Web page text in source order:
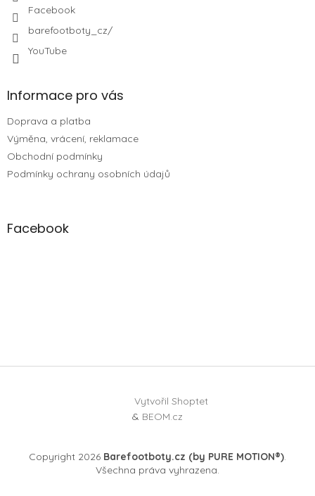
Facebook
barefootboty_cz/
YouTube
Informace pro vás
Doprava a platba
Výměna, vrácení, reklamace
Obchodní podmínky
Podmínky ochrany osobních údajů
Facebook
Vytvořil Shoptet
& BEOM.cz
Copyright 2026 Barefootboty.cz (by PURE MOTION®).
Všechna práva vyhrazena.